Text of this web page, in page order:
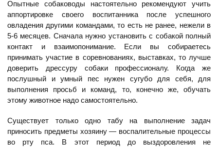
Опытные собаководы настоятельно рекомендуют учить
аппортировке своего воспитанника после успешного
овладения другими командами, то есть не ранее, нежели в
5-6 месяцев. Сначала нужно установить с собакой полный
контакт и взаимопонимание. Если вы собираетесь
принимать участие в соревнованиях, выставках, то лучше
доверить дрессуру собаки профессионалу. Когда же
послушный и умный пес нужен сугубо для себя, для
выполнения просьб и команд, то, конечно же, обучать
этому животное надо самостоятельно.
Существует только одно табу на выполнение задач
приносить предметы хозяину — воспалительные процессы
во рту пса. В этот период до выздоровления не